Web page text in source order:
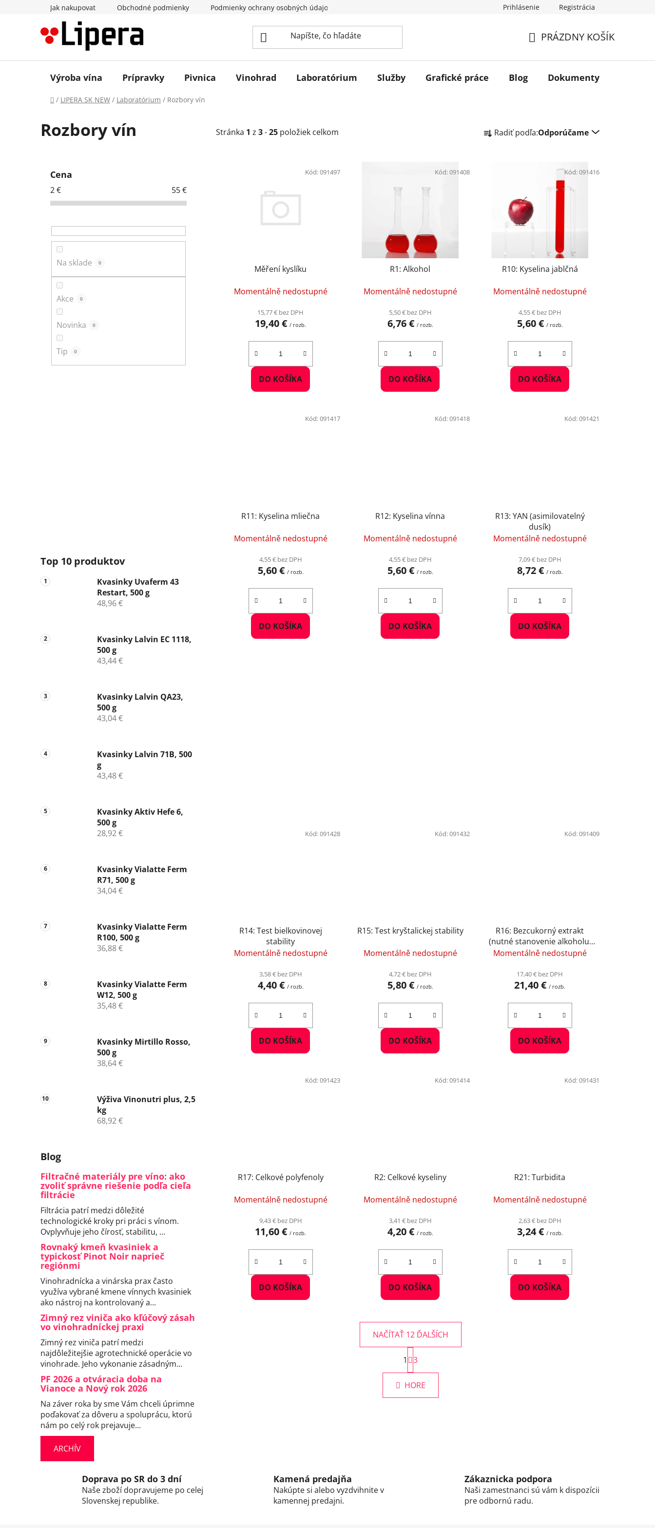
Jak nakupovat Obchodné podmienky Podmienky ochrany osobných údajov Prihlásenie Registrácia
KOŠÍK
PRÁZDNY KOŠÍK
Výroba vína Prípravky Pivnica Vinohrad Laboratórium Služby Grafické práce Blog Dokumenty
Domov
/ LIPERA SK NEW / Laboratórium / Rozbory vín
Rozbory vín
Cena
2€ 55€
Na sklade 0
Akce 0
Novinka 0
Tip 0
Top 10 produktov
Kvasinky Uvaferm 43
Restart, 500 g
48,96 €
Kvasinky Lalvin EC 1118,
500 g
43,44 €
Kvasinky Lalvin QA23,
500 g
43,04 €
Kvasinky Lalvin 71B, 500
g
43,48 €
Kvasinky Aktiv Hefe 6,
500 g
28,92 €
Kvasinky Vialatte Ferm
R71, 500 g
34,04 €
Kvasinky Vialatte Ferm
R100, 500 g
36,88 €
Kvasinky Vialatte Ferm
W12, 500 g
35,48 €
Kvasinky Mirtillo Rosso,
500 g
38,64 €
Výživa Vinonutri plus, 2,5
kg
68,92 €
Blog
Filtračné materiály pre víno: ako
zvoliť správne riešenie podľa cieľa
filtrácie
Filtrácia patrí medzi dôležité
technologické kroky pri práci s vínom.
Ovplyvňuje jeho čírosť, stabilitu, ...
Rovnaký kmeň kvasiniek a
typickosť Pinot Noir naprieč
regiónmi
Vinohradnícka a vinárska prax často
využíva vybrané kmene vínnych kvasiniek
ako nástroj na kontrolovaný a...
Zimný rez viniča ako kľúčový zásah
vo vinohradníckej praxi
Zimný rez viniča patrí medzi
najdôležitejšie agrotechnické operácie vo
vinohrade. Jeho vykonanie zásadným...
PF 2026 a otváracia doba na
Vianoce a Nový rok 2026
Na záver roka by sme Vám chceli úprimne
poďakovať za dôveru a spoluprácu, ktorú
nám po celý rok prejavuje...
ARCHÍV
Stránka 1 z 3-25 položiek celkom a Radiť podľa:Odporúčame
Měření kyslíku
Momentálně nedostupné
15,77 € bez DPH
19,40 €/ rozb.
DO KOŠÍKA
Kód:091497
R1: Alkohol
Momentálně nedostupné
5,50 € bez DPH
6,76 € / rozb.
DO KOŠÍKA
Kód:091408
R10: Kyselina jablčná
Momentálně nedostupné
4,55 € bez DPH
5,60 € / rozb.
DO KOŠÍKA
Kód:091416
R11: Kyselina mliečna
Momentálně nedostupné
4,55 € bez DPH
5,60 € / rozb.
DO KOŠÍKA
Kód:091417
R12: Kyselina vínna
Momentálně nedostupné
4,55 € bez DPH
5,60 € / rozb.
DO KOŠÍKA
Kód:091418
R13: YAN (asimilovatelný
dusík)
Momentálně nedostupné
7,09 € bez DPH
8,72 € / rozb.
DO KOŠÍKA
Kód:091421
R14: Test bielkovinovej
stability
Momentálně nedostupné
3,58 € bez DPH
4,40 € / rozb.
DO KOŠÍKA
Kód:091428
R15: Test kryštalickej stability
Momentálně nedostupné
4,72 € bez DPH
5,80 € / rozb.
DO KOŠÍKA
Kód:091432
R16: Bezcukorný extrakt
(nutné stanovenie alkoholu,
hustoty, Glu+Fru)
Momentálně nedostupné
17,40 € bez DPH
21,40 €/ rozb.
DO KOŠÍKA
Kód:091409
R17: Celkové polyfenoly
Momentálně nedostupné
9,43 € bez DPH
11,60 €/ rozb.
DO KOŠÍKA
Kód:091423
R2: Celkové kyseliny
Momentálně nedostupné
3,41 € bez DPH
4,20 € / rozb.
DO KOŠÍKA
Kód:091414
R21: Turbidita
Momentálně nedostupné
2,63 € bez DPH
3,24 € / rozb.
DO KOŠÍKA
Kód:091431
O
v
l
á
NAČÍTAŤ 12 ĎALŠÍCH
S
t
r
n
k
1 3
HORE
Doprava po SR do 3 dní
Naše zboží dopravujeme po celej
Slovenskej republike.
Kamená predajňa
Nakúpte si alebo vyzdvihnite v
kamennej predajni.
Zákaznicka podpora
Naši zamestnanci sú vám k dispozícii
pre odbornú radu.